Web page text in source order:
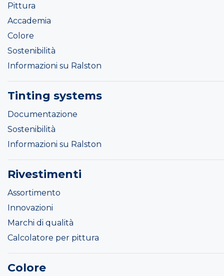
Pittura
Accademia
Colore
Sostenibilità
Informazioni su Ralston
Tinting systems
Documentazione
Sostenibilità
Informazioni su Ralston
Rivestimenti
Assortimento
Innovazioni
Marchi di qualità
Calcolatore per pittura
Colore